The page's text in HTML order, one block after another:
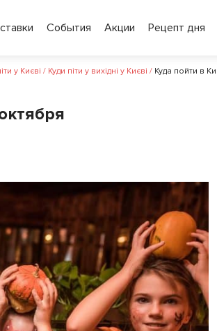
События Акции Рецепт дня
у Києві / Куди піти у вихідні у Києві / Куда пойти в